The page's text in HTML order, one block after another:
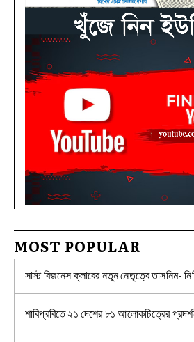
MOST POPULAR
সাস্ট বিজনেস ক্লাবের নতুন নেতৃত্বে তাসনিম-
শাবিপ্রবিতে ২১ দেশের ৮১ আলোকচিত্রের